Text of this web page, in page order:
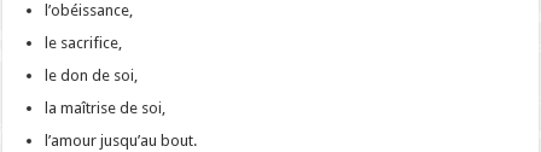
l’obéissance,
le sacrifice,
le don de soi,
la maîtrise de soi,
l’amour jusqu’au bout.